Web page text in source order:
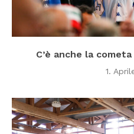
C’è anche la
1.